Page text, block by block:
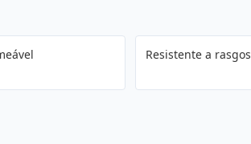
Resistente a rasgos